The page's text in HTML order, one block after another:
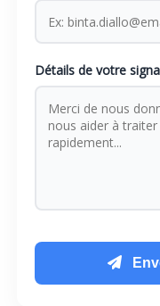
Détails de votre